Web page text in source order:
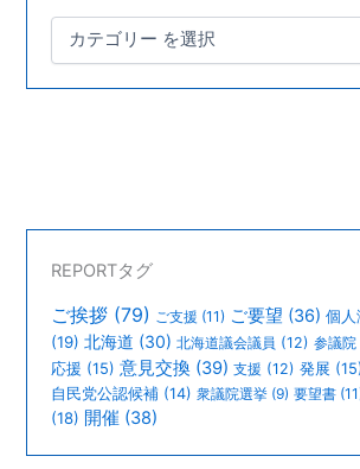
REPORTタグ
ご挨拶 (79) ご支援 (11) ご要望 (36) 個
(19) 北海道 (30) 北海道議会議員 (12) 参議院
応援 (15) 意見交換 (39) 支援 (12) 発展
自民党公認候補 (14) 衆議院選挙 (9) 要望書
(18) 開催 (38)